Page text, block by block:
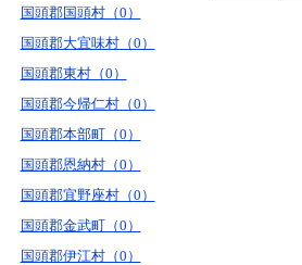
国頭郡国頭村（0）
国頭郡大宜味村（0）
国頭郡東村（0）
国頭郡今帰仁村（0）
国頭郡本部町（0）
国頭郡恩納村（0）
国頭郡宜野座村（0）
国頭郡金武町（0）
国頭郡伊江村（0）